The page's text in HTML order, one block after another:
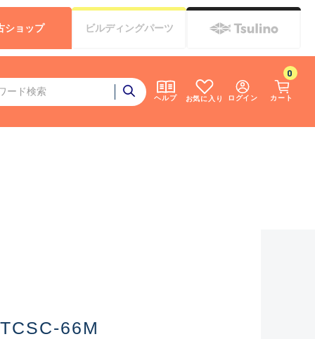
ヘルプ お気に入り ログイン カート
0
ショップ ビルディングパーツ
66M